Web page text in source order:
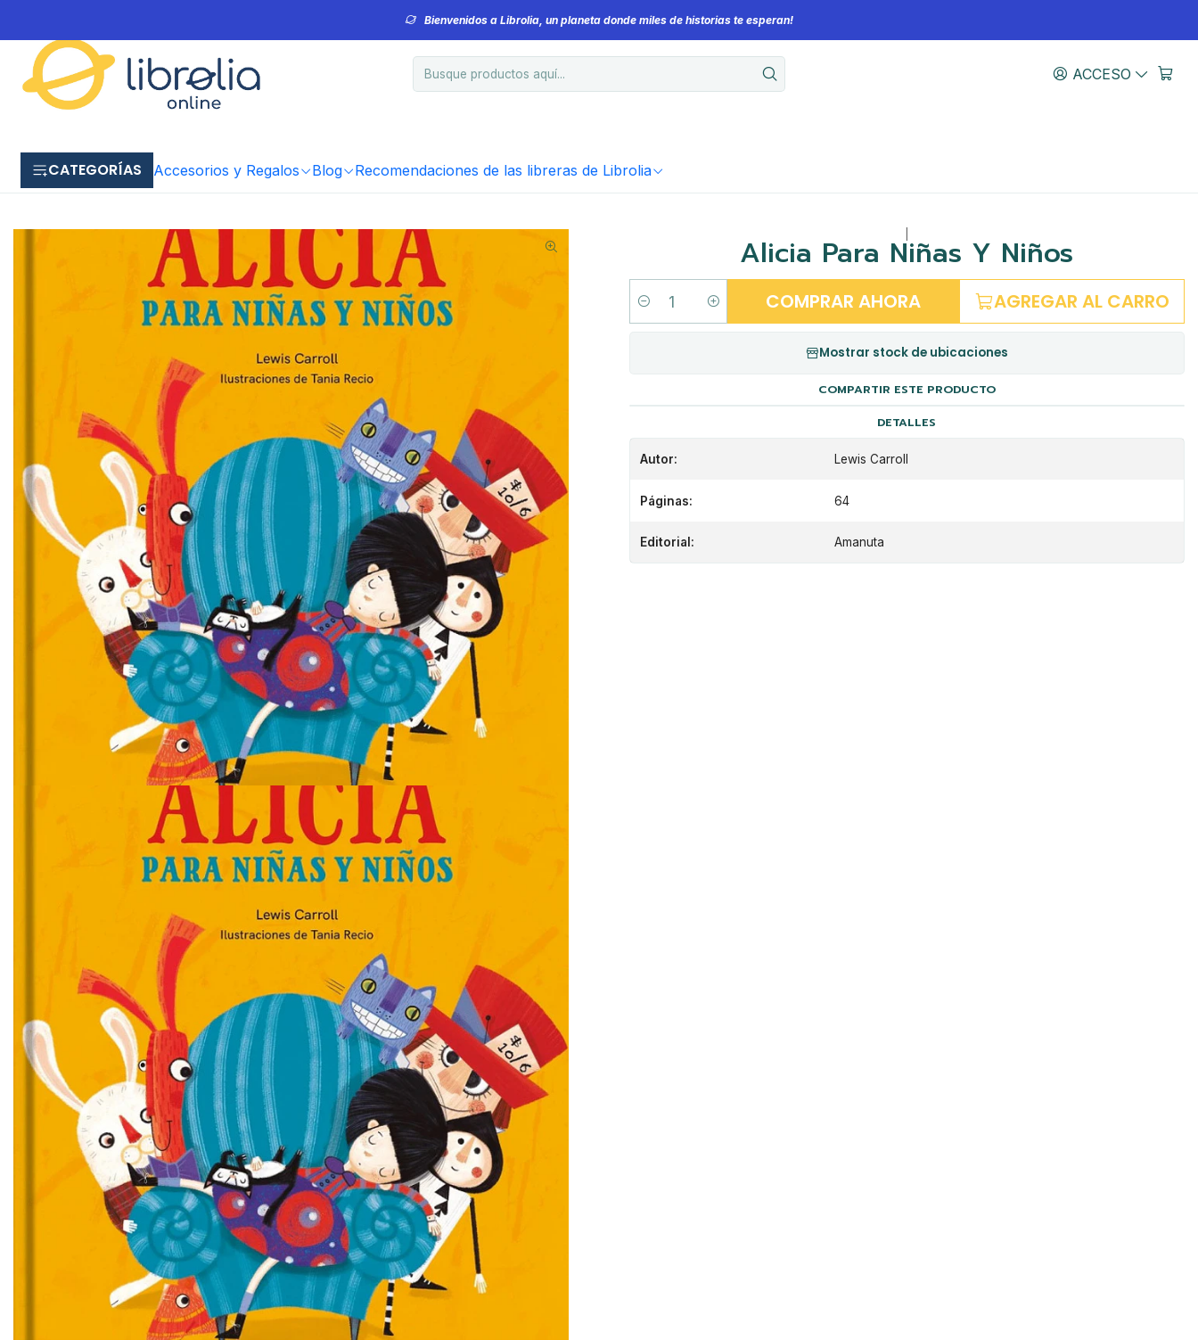
ACCESO
CATEGORÍAS Accesorios y Regalos Blog Recomendaciones de las libreras de Librolia
Bienvenidos a Librolia, un planeta donde miles de historias te esperan!
Alicia Para Niñas Y Niños
Cantidad AGREGAR AL CARRO
COMPRAR AHORA
Mostrar stock de ubicaciones
COMPARTIR ESTE PRODUCTO
DETALLES
Autor: Lewis Carroll
Páginas: 64
Editorial: Amanuta